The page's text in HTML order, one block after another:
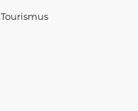
Tourismus